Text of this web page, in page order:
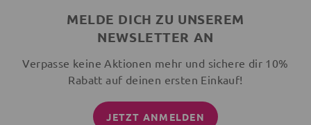
MELDE DICH ZU UNSEREM
NEWSLETTER AN
Verpasse keine Aktionen mehr und sichere dir 10%
Rabatt auf deinen ersten Einkauf!
JETZT ANMELDEN